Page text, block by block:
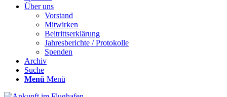
Über uns
Vorstand
Mitwirken
Beitrittserklärung
Jahresberichte / Protokolle
Spenden
Archiv
Suche
Menü Menü